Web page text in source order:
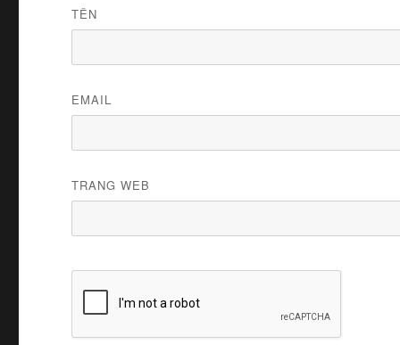
TÊN
EMAIL
TRANG WEB